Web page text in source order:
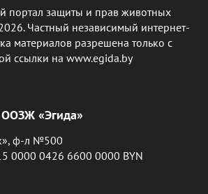
портал защиты и прав животных
Частный независимый интернет-
материалов разрешена только с
ссылки на www.egida.by
«Эгида»
ф-л №500
0000 0426 6600 0000 BYN